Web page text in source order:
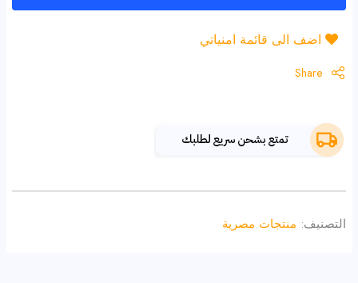
اضف الى قائمة امنياتي
Share
التصنيف: منتجات مصرية